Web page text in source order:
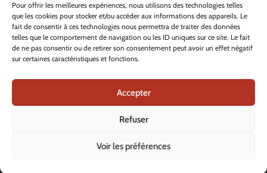
Pour offrir les meilleures expériences, nous utilisons des technologies telles
que les cookies pour stocker et/ou accéder aux informations des appareils. Le
fait de consentir à ces technologies nous permettra de traiter des données
telles que le comportement de navigation ou les ID uniques sur ce site. Le fait
de ne pas consentir ou de retirer son consentement peut avoir un effet négatif
sur certaines caractéristiques et fonctions.
Accepter
Refuser
Voir les préférences
Lundi au jeudi :
8h00 – 11h30
13h45 – 17h00
Vendredi :
8h00 – 16h00
+41 26 408 33 33
Contacter nos services